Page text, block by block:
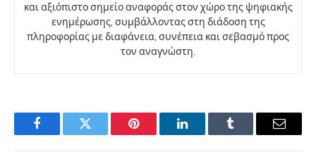
και αξιόπιστο σημείο αναφοράς στον χώρο της ψηφιακής
ενημέρωσης, συμβάλλοντας στη διάδοση της
πληροφορίας με διαφάνεια, συνέπεια και σεβασμό προς
τον αναγνώστη.
FacebookTwitter Pinterest LinkedInTumblr Email